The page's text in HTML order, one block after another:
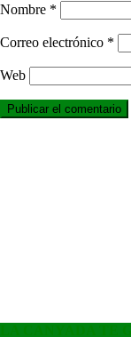
Nombre *
Correo electrónico *
Web